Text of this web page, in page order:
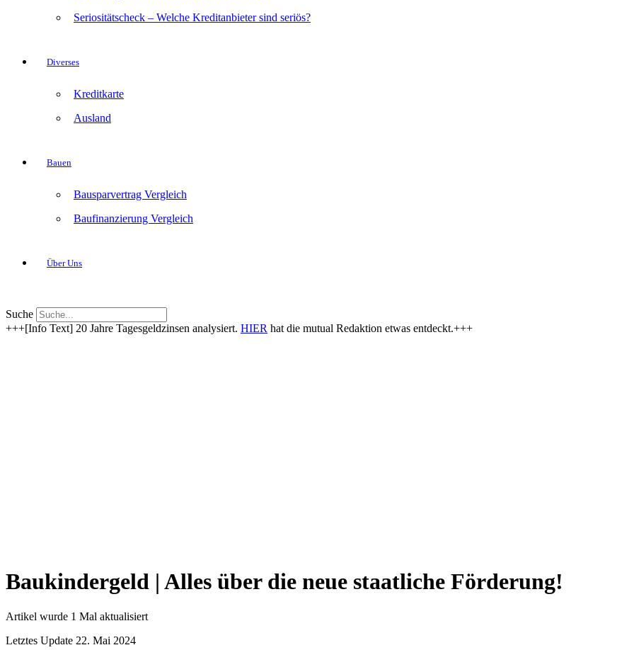
Seriositätscheck – Welche Kreditanbieter sind seriös?
Diverses
Kreditkarte
Ausland
Bauen
Bausparvertrag Vergleich
Baufinanzierung Vergleich
Über Uns
Suche
+++[Info Text] 20 Jahre Tagesgeldzinsen analysiert. HIER hat die mutual Redaktion etwas entdeckt.+++
Baukindergeld | Alles über die neue staatliche Förderung!
Artikel wurde 1 Mal aktualisiert
Letztes Update 22. Mai 2024